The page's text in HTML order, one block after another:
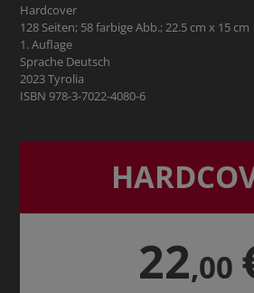
Hardcover
128 Seiten; 58 farbige Abb.; 22.5 cm x 15 cm
1. Auflage
Sprache Deutsch
2023 Tyrolia
ISBN 978-3-7022-4080-6
22,00